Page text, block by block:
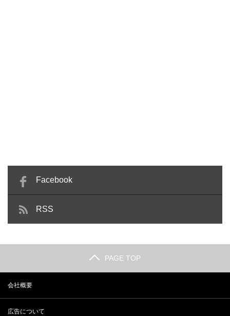
Facebook
RSS
PAGE TOP
会社概要
広告について